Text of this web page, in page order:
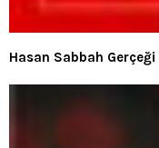
Hasan Sabbah